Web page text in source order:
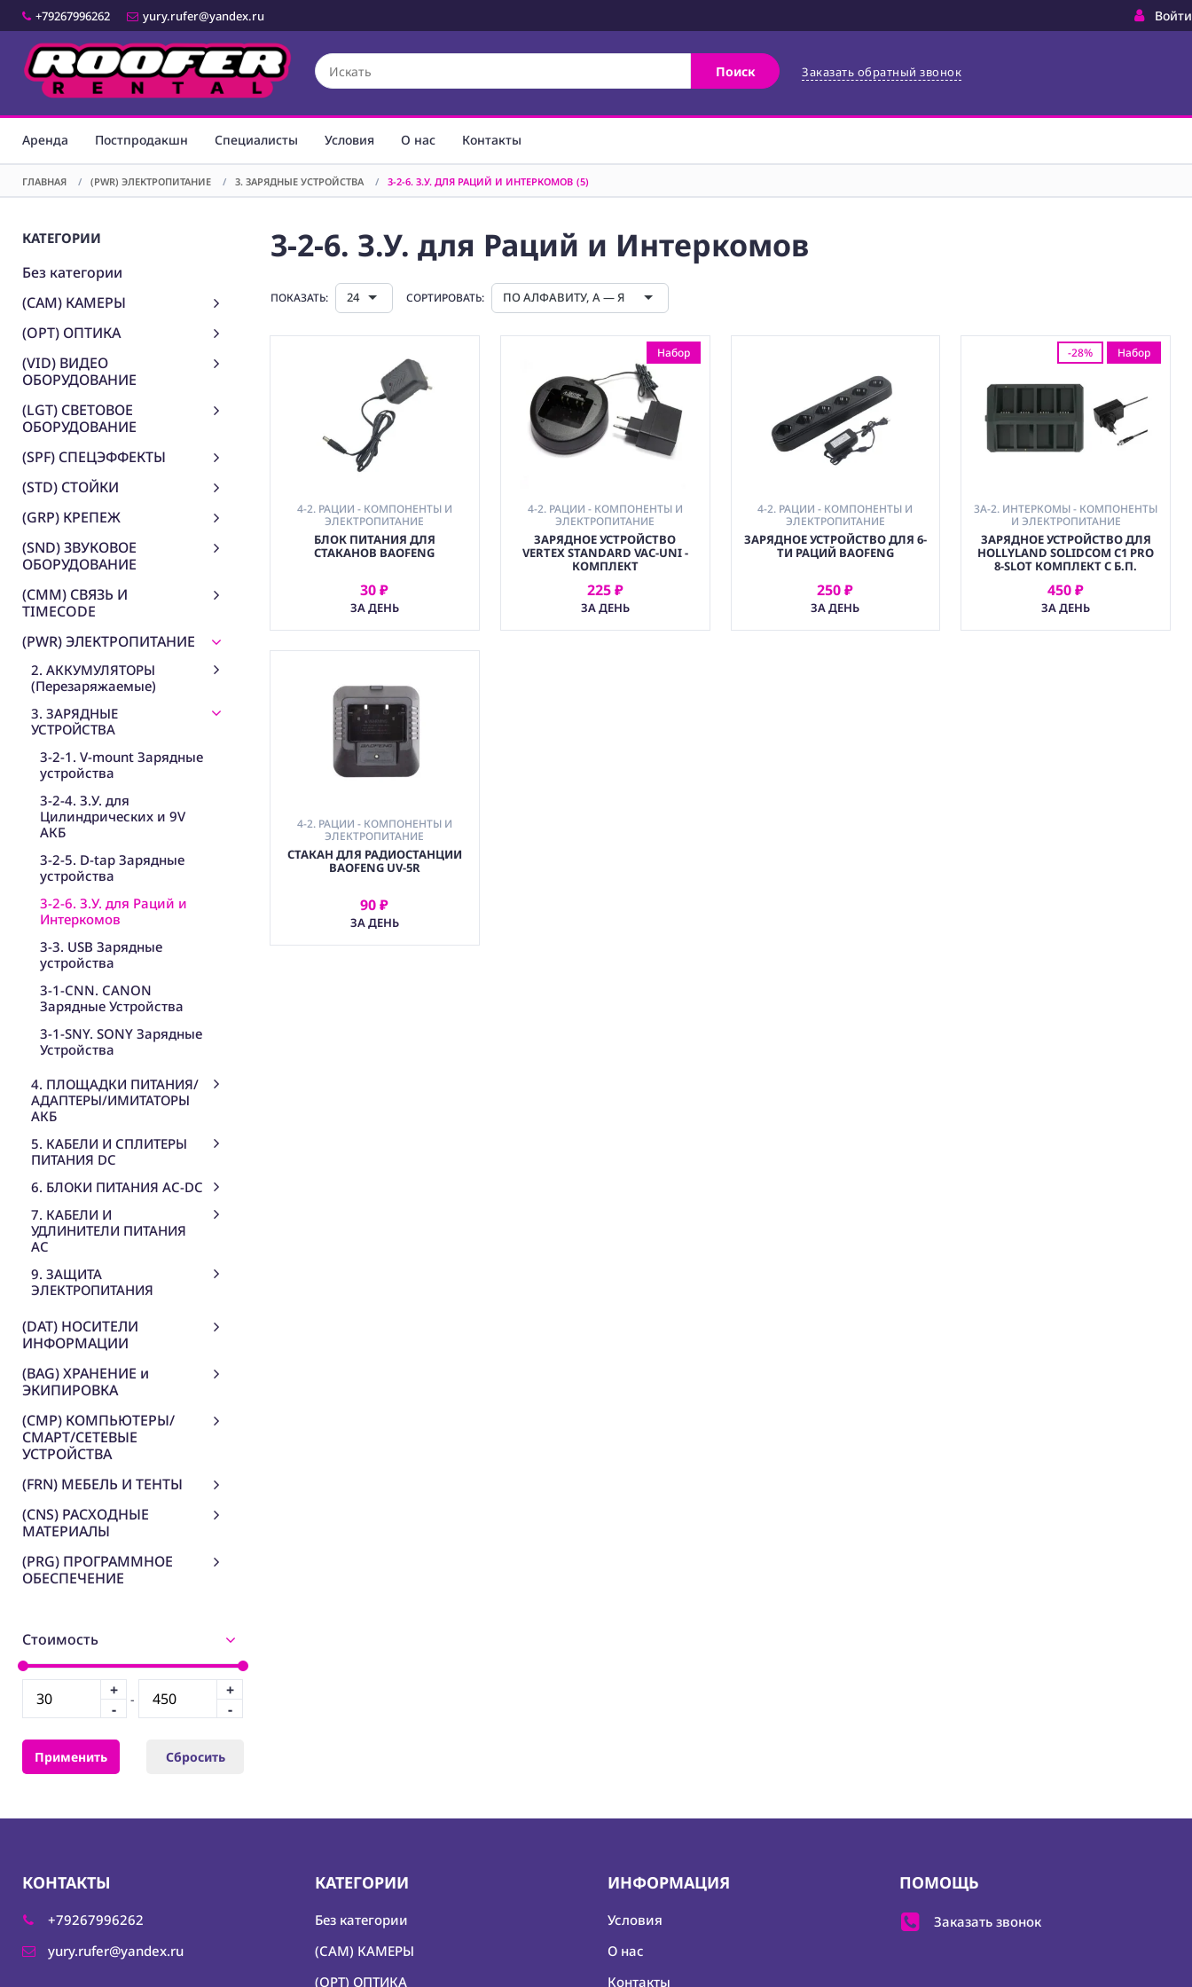
Войти
+79267996262 yury.rufer@yandex.ru
Поиск Заказать обратный звонок
Аренда Постпродакшн Специалисты Условия О нас Контакты
ГЛАВНАЯ / (PWR) ЭЛЕКТРОПИТАНИЕ / 3. ЗАРЯДНЫЕ УСТРОЙСТВА / 3-2-6. З.У. ДЛЯ РАЦИЙ И ИНТЕРКОМОВ (5)
КАТЕГОРИИ
Без категории
(CAM) КАМЕРЫ
(OPT) ОПТИКА
(VID) ВИДЕО
ОБОРУДОВАНИЕ
(LGT) СВЕТОВОЕ
ОБОРУДОВАНИЕ
(SPF) СПЕЦЭФФЕКТЫ
(STD) СТОЙКИ
(GRP) КРЕПЕЖ
(SND) ЗВУКОВОЕ
ОБОРУДОВАНИЕ
(CMM) СВЯЗЬ И
TIMECODE
(PWR) ЭЛЕКТРОПИТАНИЕ
2. АККУМУЛЯТОРЫ
(Перезаряжаемые)
3. ЗАРЯДНЫЕ
УСТРОЙСТВА
3-2-1. V-mount Зарядные
устройства
3-2-4. З.У. для
Цилиндрических и 9V
АКБ
3-2-5. D-tap Зарядные
устройства
3-2-6. З.У. для Раций и
Интеркомов
3-3. USB Зарядные
устройства
3-1-CNN. CANON
Зарядные Устройства
3-1-SNY. SONY Зарядные
Устройства
4. ПЛОЩАДКИ ПИТАНИЯ/
АДАПТЕРЫ/ИМИТАТОРЫ
АКБ
5. КАБЕЛИ И СПЛИТЕРЫ
ПИТАНИЯ DC
6. БЛОКИ ПИТАНИЯ AC-DC
7. КАБЕЛИ И
УДЛИНИТЕЛИ ПИТАНИЯ
AC
9. ЗАЩИТА
ЭЛЕКТРОПИТАНИЯ
(DAT) НОСИТЕЛИ
ИНФОРМАЦИИ
(BAG) ХРАНЕНИЕ и
ЭКИПИРОВКА
(CMP) КОМПЬЮТЕРЫ/
СМАРТ/СЕТЕВЫЕ
УСТРОЙСТВА
(FRN) МЕБЕЛЬ И ТЕНТЫ
(CNS) РАСХОДНЫЕ
МАТЕРИАЛЫ
(PRG) ПРОГРАММНОЕ
ОБЕСПЕЧЕНИЕ
Стоимость
+
-
-
+
-
Применить Сбросить
3-2-6. З.У. для Раций и Интеркомов
ПОКАЗАТЬ: 24 СОРТИРОВАТЬ: ПО АЛФАВИТУ, А — Я
4-2. РАЦИИ - КОМПОНЕНТЫ И
ЭЛЕКТРОПИТАНИЕ
БЛОК ПИТАНИЯ ДЛЯ
СТАКАНОВ BAOFENG
30 ₽
ЗА ДЕНЬ
АРЕНДОВАТЬ
Набор
4-2. РАЦИИ - КОМПОНЕНТЫ И
ЭЛЕКТРОПИТАНИЕ
ЗАРЯДНОЕ УСТРОЙСТВО
VERTEX STANDARD VAC-UNI -
КОМПЛЕКТ
225 ₽
ЗА ДЕНЬ
АРЕНДОВАТЬ
4-2. РАЦИИ - КОМПОНЕНТЫ И
ЭЛЕКТРОПИТАНИЕ
ЗАРЯДНОЕ УСТРОЙСТВО ДЛЯ 6-
ТИ РАЦИЙ BAOFENG
250 ₽
ЗА ДЕНЬ
АРЕНДОВАТЬ
-28% Набор
3A-2. ИНТЕРКОМЫ - КОМПОНЕНТЫ
И ЭЛЕКТРОПИТАНИЕ
ЗАРЯДНОЕ УСТРОЙСТВО ДЛЯ
HOLLYLAND SOLIDCOM C1 PRO
8-SLOT КОМПЛЕКТ С Б.П.
450 ₽
ЗА ДЕНЬ
АРЕНДОВАТЬ
4-2. РАЦИИ - КОМПОНЕНТЫ И
ЭЛЕКТРОПИТАНИЕ
СТАКАН ДЛЯ РАДИОСТАНЦИИ
BAOFENG UV-5R
90 ₽
ЗА ДЕНЬ
АРЕНДОВАТЬ
КОНТАКТЫ
+79267996262
yury.rufer@yandex.ru
КАТЕГОРИИ
Без категории
(CAM) КАМЕРЫ
(OPT) ОПТИКА
ИНФОРМАЦИЯ
Условия
О нас
Контакты
ПОМОЩЬ
Заказать звонок